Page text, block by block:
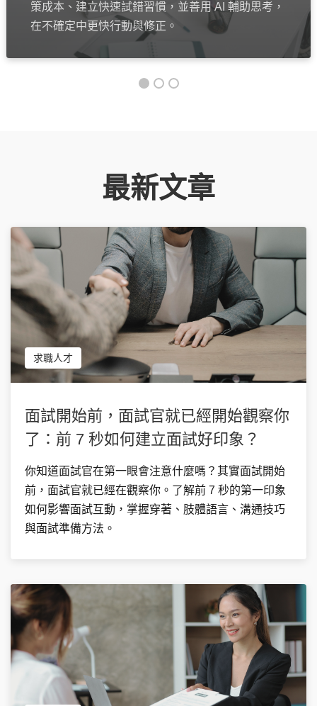
策成本、建立快速試錯習慣，並善用 AI 輔助思考，
在不確定中更快行動與修正。
最新文章
求職人才
面試開始前，面試官就已經開始觀察你
了：前 7 秒如何建立面試好印象？
你知道面試官在第一眼會注意什麼嗎？其實面試開始
前，面試官就已經在觀察你。了解前 7 秒的第一印象
如何影響面試互動，掌握穿著、肢體語言、溝通技巧
與面試準備方法。